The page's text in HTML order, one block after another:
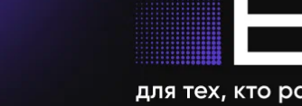
НОВОЕ НА САЙТЕ